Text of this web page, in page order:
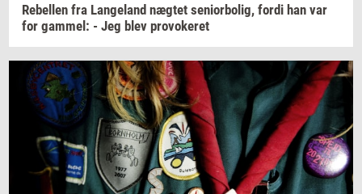
Re­bel­len fra Lan­geland næg­tet se­ni­o­r­bo­lig, fordi han var
for gam­mel: - Jeg blev pro­vo­ke­ret